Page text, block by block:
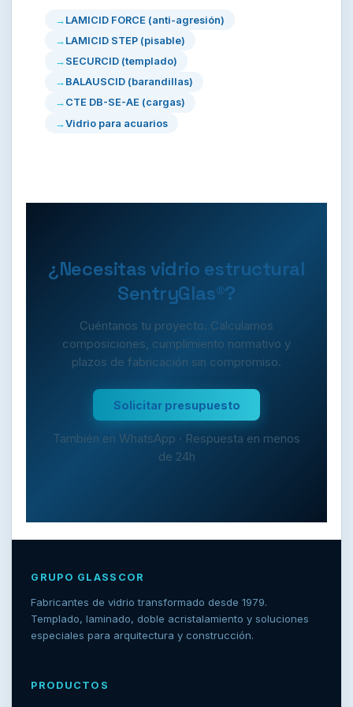
trabajo y la complejidad de la composición.
planificación.
LAMICID FORCE (anti-agresión)
LAMICID STEP (pisable)
SECURCID (templado)
BALAUSCID (barandillas)
CTE DB-SE-AE (cargas)
Vidrio para acuarios
¿Necesitas vidrio estructural
SentryGlas®?
Cuéntanos tu proyecto. Calculamos
composiciones, cumplimiento normativo y
plazos de fabricación sin compromiso.
Solicitar presupuesto
También en WhatsApp · Respuesta en menos
de 24h
GRUPO GLASSCOR
Fabricantes de vidrio transformado desde 1979.
Templado, laminado, doble acristalamiento y soluciones
especiales para arquitectura y construcción.
PRODUCTOS